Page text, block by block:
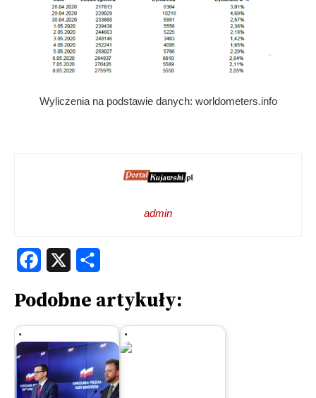
Wyliczenia na podstawie danych: worldometers.info
admin
Facebook
Podobne artykuły: